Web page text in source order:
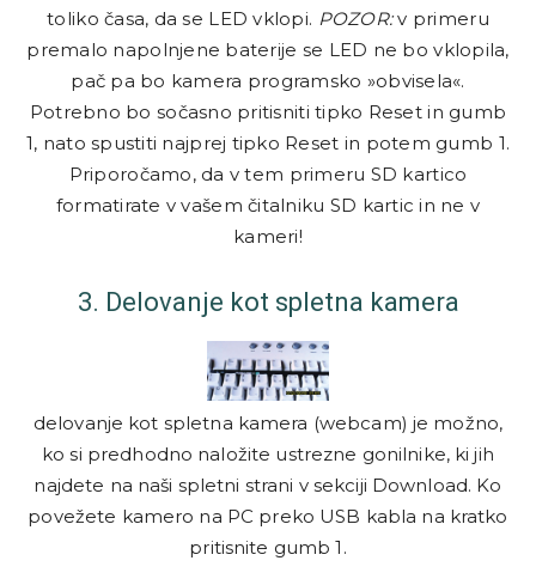
toliko časa, da se LED vklopi. POZOR:v primeru
premalo napolnjene baterije se LED ne bo vklopila,
pač pa bo kamera programsko »obvisela«.
Potrebno bo sočasno pritisniti tipko Reset in gumb
1, nato spustiti najprej tipko Reset in potem gumb 1.
Priporočamo, da v tem primeru SD kartico
formatirate v vašem čitalniku SD kartic in ne v
kameri!
3. Delovanje kot spletna kamera
delovanje kot spletna kamera (webcam) je možno,
ko si predhodno naložite ustrezne gonilnike, ki jih
najdete na naši spletni strani v sekciji Download. Ko
povežete kamero na PC preko USB kabla na kratko
pritisnite gumb 1.